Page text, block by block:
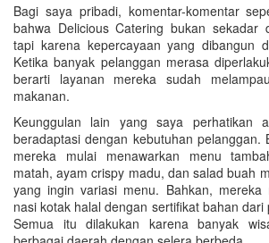
Bagi saya pribadi, komentar-komentar
bahwa Delicious Catering bukan sekadar
tapi karena kepercayaan yang dibangun
Ketika banyak pelanggan merasa
berarti layanan mereka sudah
makanan.
Keunggulan lain yang saya perhatikan
beradaptasi dengan kebutuhan pelanggan.
mereka mulai menawarkan menu
matah, ayam crispy madu, dan salad buah
yang ingin variasi menu. Bahkan, mereka
nasi kotak halal dengan sertifikat bahan
Semua itu dilakukan karena banyak